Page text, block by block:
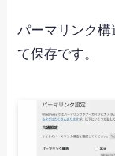
パーマリンク
て保存です。